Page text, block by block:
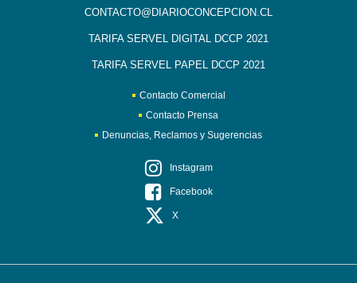
CONTACTO@DIARIOCONCEPCION.CL
TARIFA SERVEL DIGITAL DCCP 2021
TARIFA SERVEL PAPEL DCCP 2021
Contacto Comercial
Contacto Prensa
Denuncias, Reclamos y Sugerencias
Instagram
Facebook
X